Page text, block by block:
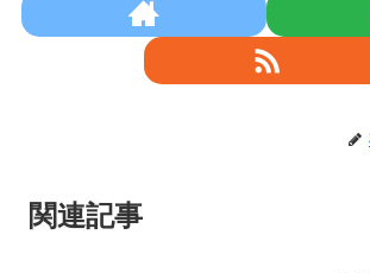
関連記事